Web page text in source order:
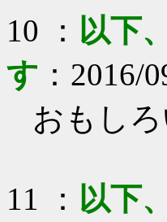
10 ： 以下
す ： 2016/
おもし
11 ： 以下